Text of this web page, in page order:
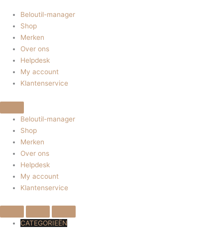
Beloutil-manager
Shop
Merken
Over ons
Helpdesk
My account
Klantenservice
Beloutil-manager
Shop
Merken
Over ons
Helpdesk
My account
Klantenservice
CATEGORIEËN